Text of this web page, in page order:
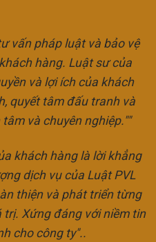
vấn pháp luật và bảo vệ
hàng. Luật sư của
và lợi ích của khách
quyết tâm đấu tranh và
và chuyên nghiệp.""
khách hàng là lời khẳng
dịch vụ của Luật PVL
thiện và phát triển từng
trị. Xứng đáng với niềm tin
cho công ty"..